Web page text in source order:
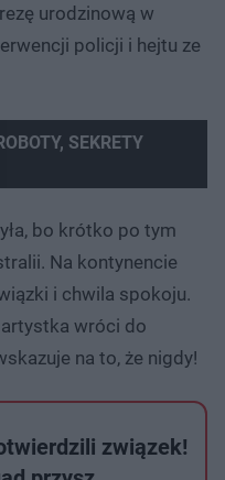
urodzinową w
policji i hejtu ze
SEKRETY
bo krótko po tym
Na kontynencie
i chwila spokoju.
artystka wróci do
na to, że nigdy!
związek!